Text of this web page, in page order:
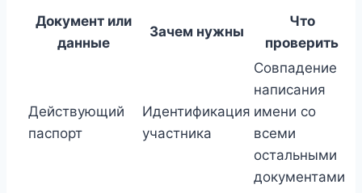
Документ или
данные
Зачем нужны
Что
проверить
Действующий
паспорт
Идентификация
участника
Совпадение
написания
имени со
всеми
остальными
документами